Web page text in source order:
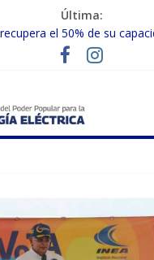
Última:
el 50% de su
la recuperación de
coordina acciones con el
el «Súper Niño»
de rehabilitación en